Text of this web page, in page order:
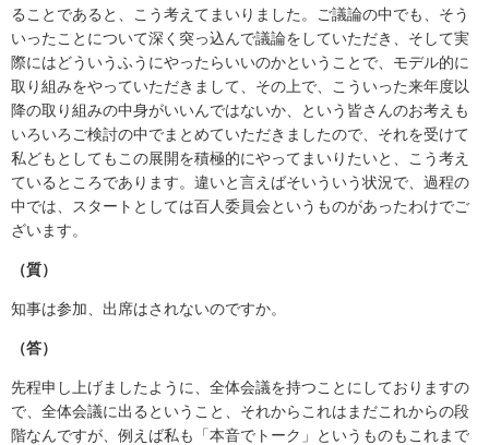
ることであると、こう考えてまいりました。ご議論の中でも、そう
いったことについて深く突っ込んで議論をしていただき、そして実
際にはどういうふうにやったらいいのかということで、モデル的に
取り組みをやっていただきまして、その上で、こういった来年度以
降の取り組みの中身がいいんではないか、という皆さんのお考えも
いろいろご検討の中でまとめていただきましたので、それを受けて
私どもとしてもこの展開を積極的にやってまいりたいと、こう考え
ているところであります。違いと言えばそいういう状況で、過程の
中では、スタートとしては百人委員会というものがあったわけでご
ざいます。
（質）
知事は参加、出席はされないのですか。
（答）
先程申し上げましたように、全体会議を持つことにしておりますの
で、全体会議に出るということ、それからこれはまだこれからの段
階なんですが、例えば私も「本音でトーク」というものもこれまで